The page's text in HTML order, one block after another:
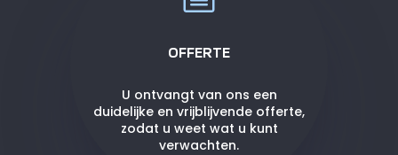
OFFERTE
U ontvangt van ons een
duidelijke en vrijblijvende offerte,
zodat u weet wat u kunt
verwachten.